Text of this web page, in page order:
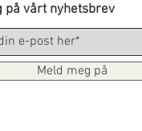
på vårt nyhetsbrev
Meld meg på